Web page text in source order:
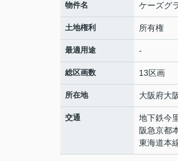
物件名 ケーズグ
土地権利 所有権
最適用途 -
総区画数 13区画
所在地 大阪府大
交通 地下鉄今
阪急京都
東海道本